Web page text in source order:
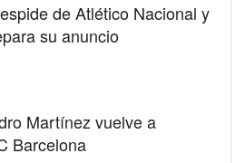
de Atlético Nacional y
su anuncio
Martínez vuelve a
Barcelona